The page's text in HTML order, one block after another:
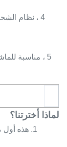
4 ، نظام
5 ، مناسبة
لماذا أخترتنا؟
1. هذه